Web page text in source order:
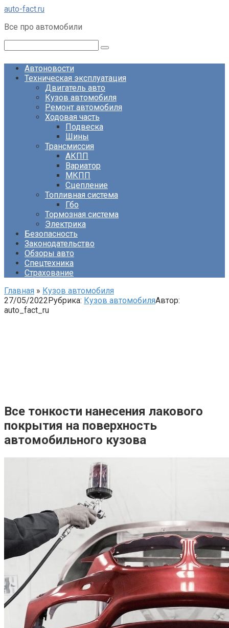
Перейти
контенту
auto-fact.ru
Все про автомобили
Автоновости
Техническая эксплуатация
Двигатель авто
Кузов автомобиля
Ремонт автомобиля
Ходовая часть
Подвеска
Шины
Трансмиссия
АКПП
Вариатор
МКПП
Сцепление
Топливная система
Гбо
Тормозная система
Электрика
Безопасность
Законодательство
Обзоры авто
Спецтехника
Страхование
Главная » Кузов автомобиля
27/05/2022Рубрика: Кузов автомобиляАвтор:
auto_fact_ru
Все тонкости нанесения лакового
покрытия на поверхность
автомобильного кузова